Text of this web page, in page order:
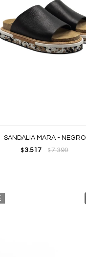
SANDALIA MARA - NEGRO
$ 3.517 $7.390